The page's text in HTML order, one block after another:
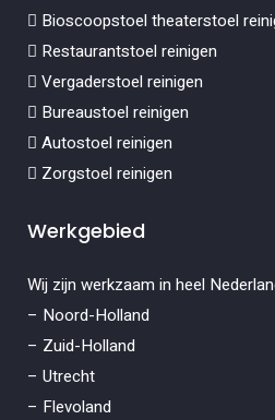
Bioscoopstoel theaterstoel
Restaurantstoel reinigen
Vergaderstoel reinigen
Bureaustoel reinigen
Autostoel reinigen
Zorgstoel reinigen
Werkgebied
Wij zijn werkzaam in heel
– Noord-Holland
– Zuid-Holland
– Utrecht
– Flevoland